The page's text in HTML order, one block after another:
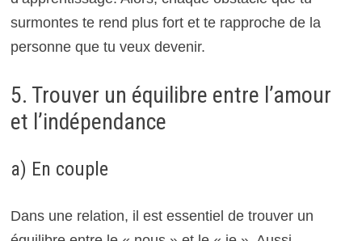
surmontes te rend plus fort et te rapproche de la
personne que tu veux devenir.
5. Trouver un équilibre entre l’amour
et l’indépendance
a) En couple
Dans une relation, il est essentiel de trouver un